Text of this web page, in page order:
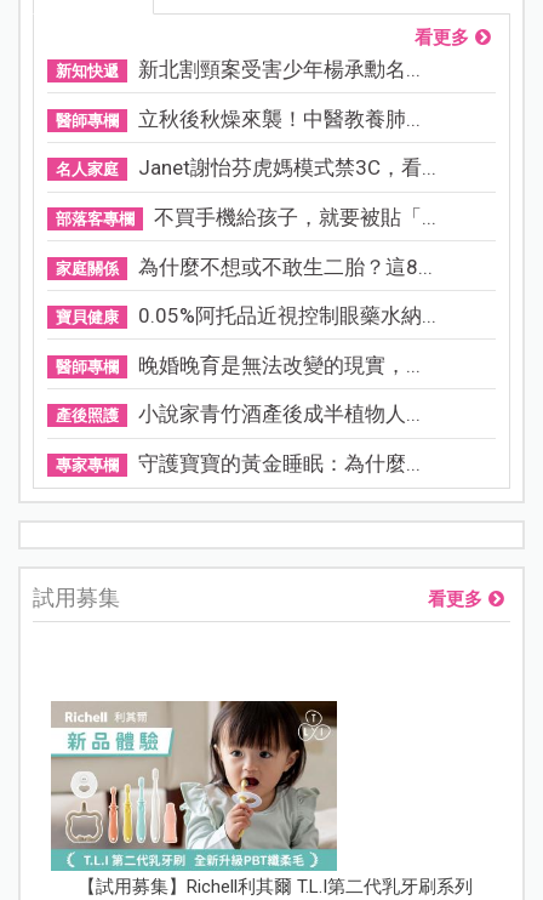
看更多
新知快遞 新北割頸案受害少年楊承勳名...
醫師專欄 立秋後秋燥來襲！中醫教養肺...
名人家庭 Janet謝怡芬虎媽模式禁3C，看...
部落客專欄 不買手機給孩子，就要被貼「...
家庭關係 為什麼不想或不敢生二胎？這8...
寶貝健康 0.05%阿托品近視控制眼藥水納...
醫師專欄 晚婚晚育是無法改變的現實，...
產後照護 小說家青竹酒產後成半植物人...
專家專欄 守護寶寶的黃金睡眠：為什麼...
試用募集 看更多
【試用募集】Richell利其爾 T.L.I第二代乳牙刷系列